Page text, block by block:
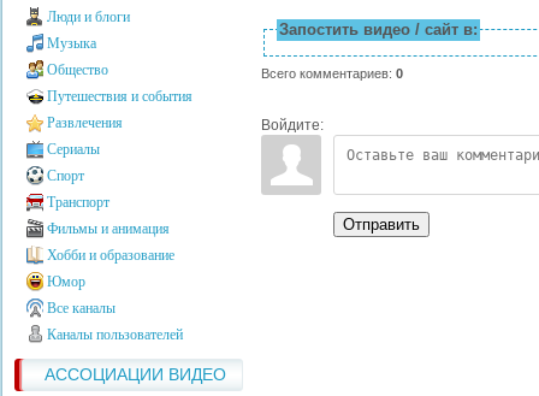
Люди и блоги
Музыка
Общество
Путешествия и события
Развлечения
Сериалы
Спорт
Транспорт
Фильмы и анимация
Хобби и образование
Юмор
Все каналы
Каналы пользователей
АССОЦИАЦИИ ВИДЕО
Запостить видео / сайт в:
Всего комментариев: 0
Войдите:
Отправить